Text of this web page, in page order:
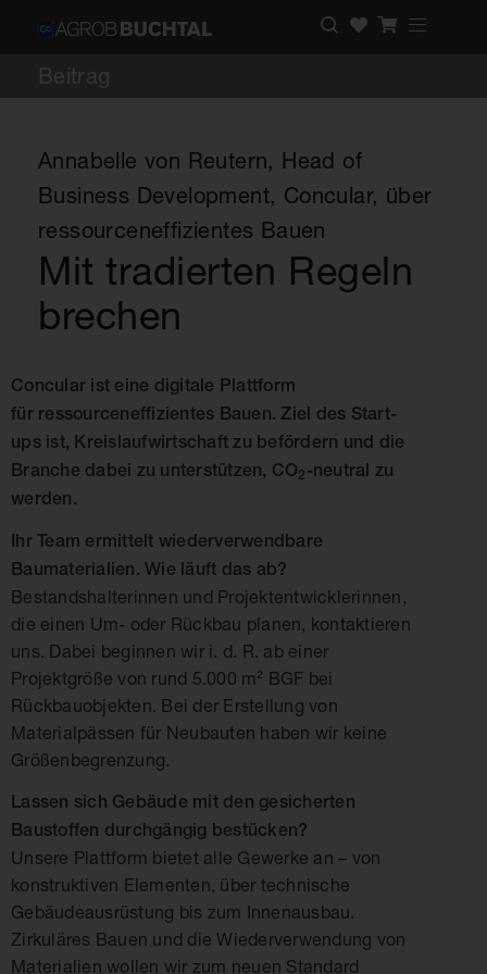
Beitrag
Annabelle von Reutern, Head of
Business Development, Concular, über
ressourceneffizientes Bauen
Mit tradierten Regeln
brechen
Concular ist eine digitale Plattform
für ressourceneffizientes Bauen. Ziel des Start-
ups ist, Kreislaufwirtschaft zu befördern und die
Branche dabei zu unterstützen, CO2 -neutral zu
werden.
Ihr Team ermittelt wiederverwendbare
Baumaterialien. Wie läuft das ab?
Bestandshalterinnen und Projektentwicklerinnen,
die einen Um- oder Rückbau planen, kontaktieren
uns. Dabei beginnen wir i. d. R. ab einer
Projektgröße von rund 5.000 m² BGF bei
Rückbauobjekten. Bei der Erstellung von
Materialpässen für Neubauten haben wir keine
Größenbegrenzung.
Lassen sich Gebäude mit den gesicherten
Baustoffen durchgängig bestücken?
Unsere Plattform bietet alle Gewerke an – von
konstruktiven Elementen, über technische
Gebäudeausrüstung bis zum Innenausbau.
Zirkuläres Bauen und die Wiederverwendung von
Materialien wollen wir zum neuen Standard